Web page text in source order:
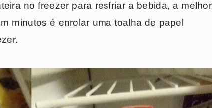
no freezer para resfriar a bebida, a melhor
minutos é enrolar uma toalha de papel